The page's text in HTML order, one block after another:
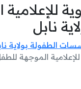
نابل
الطفولة بولاية
الموجهة